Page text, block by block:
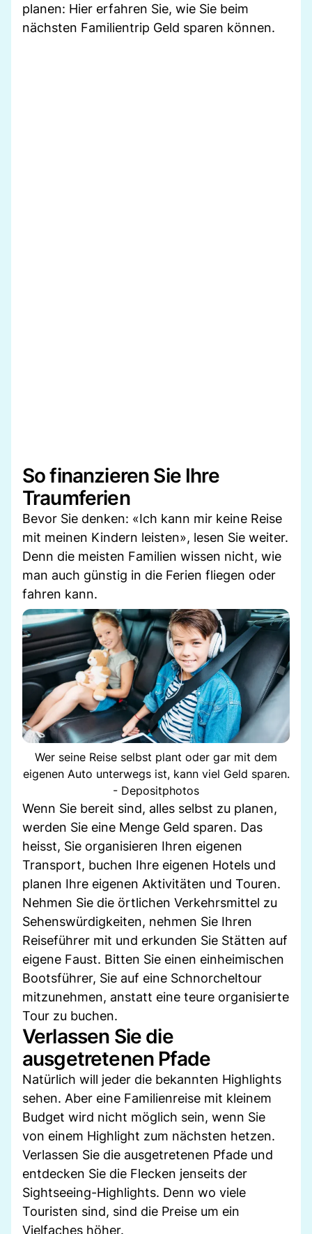
planen: Hier erfahren Sie, wie Sie beim
nächsten Familientrip Geld sparen können.
So finanzieren Sie Ihre
Traumferien
Bevor Sie denken: «Ich kann mir keine Reise
mit meinen Kindern leisten», lesen Sie weiter.
Denn die meisten Familien wissen nicht, wie
man auch günstig in die Ferien fliegen oder
fahren kann.
Wer seine Reise selbst plant oder gar mit dem
eigenen Auto unterwegs ist, kann viel Geld sparen.
- Depositphotos
Wenn Sie bereit sind, alles selbst zu planen,
werden Sie eine Menge Geld sparen. Das
heisst, Sie organisieren Ihren eigenen
Transport, buchen Ihre eigenen Hotels und
planen Ihre eigenen Aktivitäten und Touren.
Nehmen Sie die örtlichen Verkehrsmittel zu
Sehenswürdigkeiten, nehmen Sie Ihren
Reiseführer mit und erkunden Sie Stätten auf
eigene Faust. Bitten Sie einen einheimischen
Bootsführer, Sie auf eine Schnorcheltour
mitzunehmen, anstatt eine teure organisierte
Tour zu buchen.
Verlassen Sie die
ausgetretenen Pfade
Natürlich will jeder die bekannten Highlights
sehen. Aber eine Familienreise mit kleinem
Budget wird nicht möglich sein, wenn Sie
von einem Highlight zum nächsten hetzen.
Verlassen Sie die ausgetretenen Pfade und
entdecken Sie die Flecken jenseits der
Sightseeing-Highlights. Denn wo viele
Touristen sind, sind die Preise um ein
Vielfaches höher.